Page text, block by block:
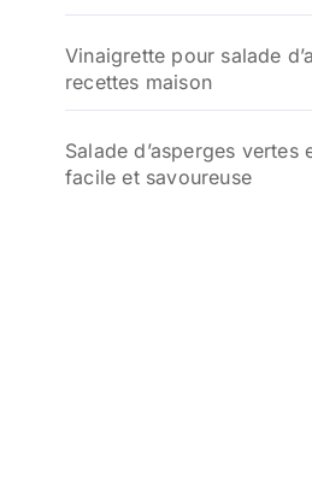
Vinaigrette pour salade
recettes maison
Salade d’asperges
facile et savoureuse